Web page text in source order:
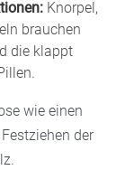
Knorpel,
brauchen
die klappt
wie einen
der